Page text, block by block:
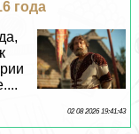
года
02 08 2026 19:41:43